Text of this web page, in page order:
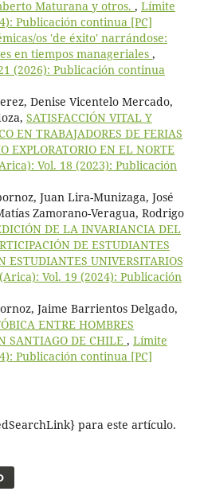
Maturana y otros. , Límite
Publicación continua [PC]
os 'de éxito' narrándose:
en tiempos manageriales ,
(2026): Publicación continua
Denise Vicentelo Mercado,
SATISFACCIÓN VITAL Y
EN TRABAJADORES DE FERIAS
EXPLORATORIO EN EL NORTE
Vol. 18 (2023): Publicación
Juan Lira-Munizaga, José
Zamorano-Veragua, Rodrigo
DE LA INVARIANCIA DEL
DE ESTUDIANTES
ESTUDIANTES UNIVERSITARIOS
Vol. 19 (2024): Publicación
Jaime Barrientos Delgado,
ENTRE HOMBRES
SANTIAGO DE CHILE , Límite
Publicación continua [PC]
para este artículo.